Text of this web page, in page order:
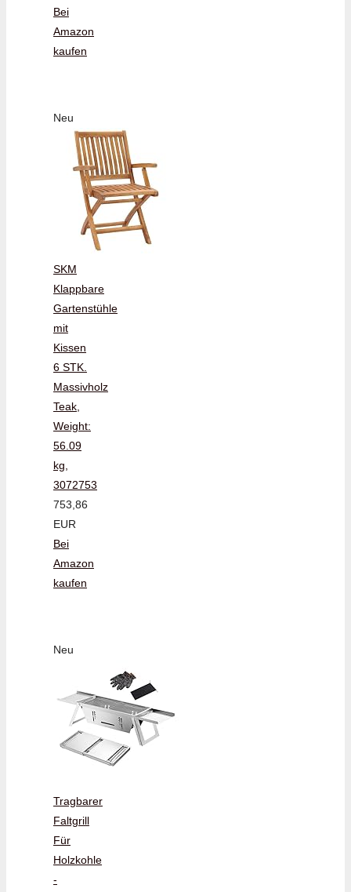
Bei
Amazon
kaufen
Neu
SKM
Klappbare
Gartenstühle
mit
Kissen
6 STK.
Massivholz
Teak,
Weight:
56.09
kg,
3072753
753,86
EUR
Bei
Amazon
kaufen
Neu
Tragbarer
Faltgrill
Für
Holzkohle
-